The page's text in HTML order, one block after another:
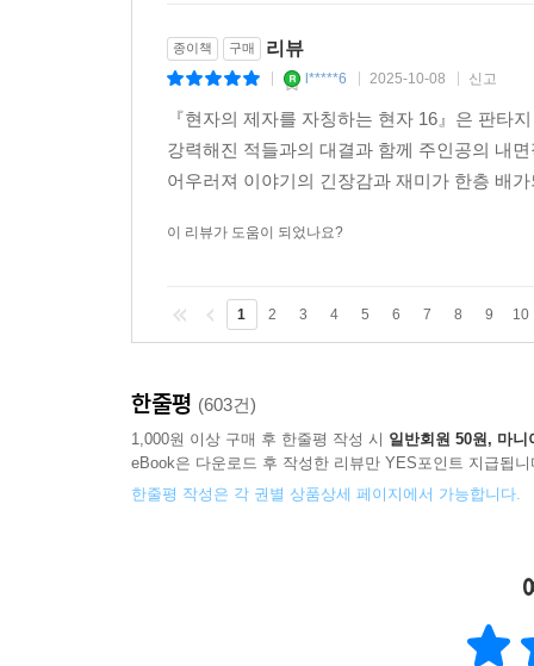
종이책 구매 리뷰
l*****6 2025-10-08 신고
『현자의 제자를 자칭하는 현자 16』은 판타
강력해진 적들과의 대결과 함께 주인공의 내
어우러져 이야기의 긴장감과 재미가 한층 배
이 리뷰가 도움이 되었나요?
1 2 3 4 5 6 7 8 9 10
한줄평 (603건)
1,000원 이상 구매 후 한줄평 작성 시 일반회원 50원, 마니
eBook은 다운로드 후 작성한 리뷰만 YES포인트 지급됩니
한줄평 작성은 각 권별 상품상세 페이지에서 가능합니다.